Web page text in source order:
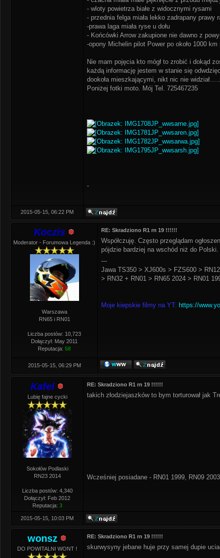
- wloty powietrza białe z widocznymi rysami
- przednia felga miała lekko zadrapany prawy
-prawa laga miała ryse u dołu
- Końcówki Arrow zakupione nie dawno z
-opony Michelin pilot Power po około 1000
Nie mam pojęcia kto mógł to zrobić i dokąd
każdą informację jestem w stanie się
dookoła mieszkającymi, nikt nic nie
Poniżej fotki moto. Mój Tel. 725467235
-
2015-05-15, 06:22 PM
Koczis
Moderator - Forumowa Legenda :)
Warszawa
RN65 i RN01
Liczba postów: 10,723
Dołączył: May 2011
Reputacja: 58
RE: Skradziono R1 rn 19 !!!!!!
Współczuję. Często przeglądam
pójdzie bardziej na wschód niż do Polski.
---
Jawa TS350 > XJ600s > FZS600 >
> RN32 + RN01 > RN65 2024 > RN01
Moje kiepskie filmy na YT: https://
2015-05-15, 06:29 PM
Kafel
Lubię fajne cycki
Sokołów Podlaski
RN23 2014
Liczba postów: 4,340
Dołączył: Feb 2012
Reputacja: 3
RE: Skradziono R1 rn 19 !!!!!!
takich złodziejaszków to bym torturował jak
Wcześniej posiadane - RN01 1999, RN09
2015-05-15, 10:03 PM
wonsz
DO POWITALNI WONT !
RE: Skradziono R1 rn 19 !!!!!!
skurwysyny jebane huje przy samej dupie